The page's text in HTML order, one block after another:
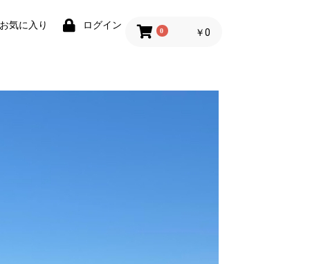
気に入り ログイン 0 ￥0